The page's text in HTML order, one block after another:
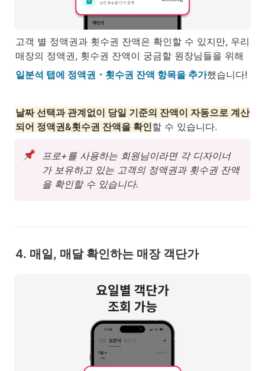
고객 별 정액권과 횟수권 잔액은 확인할 수 있지만, 우리
매장의 정액권, 횟수권 잔액이 궁금할 원장님들을 위해
일분석 탭에 정액권・횟수권 잔액 항목을 추가했습니다!
날짜 선택과 관계없이 당일 기준의 잔액이 자동으로 계산
되어 정액권&횟수권 잔액을 확인할 수 있습니다.
프로+를 사용하는 회원님이라면 각 디자이너
가 보유하고 있는 고객의 정액권과 횟수권 잔액
을 확인할 수 있습니다.
4. 매일, 매달 확인하는 매장 객단가